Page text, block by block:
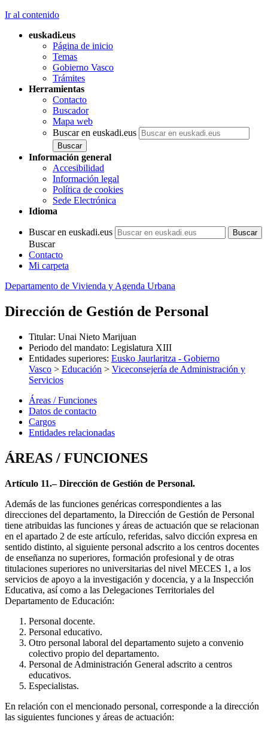
Ir al contenido
euskadi.eus
Página de inicio
Temas
Gobierno Vasco
Trámites
Herramientas
Contacto
Buscador
Mapa web
Buscar en euskadi.eus
Información general
Accesibilidad
Información legal
Política de cookies
Sede Electrónica
Idioma
Buscar en euskadi.eus
Buscar
Contacto
Mi carpeta
Departamento de Vivienda y Agenda Urbana
Dirección de Gestión de Personal
Titular: Unai Nieto Marijuan
Periodo del mandato: Legislatura XIII
Entidades superiores: Eusko Jaurlaritza - Gobierno
Vasco > Educación > Viceconsejería de Administración y
Servicios
Áreas / Funciones
Datos de contacto
Cargos
Entidades relacionadas
ÁREAS / FUNCIONES
Artículo 11.– Dirección de Gestión de Personal.
Además de las funciones genéricas correspondientes a las
direcciones del departamento, la Dirección de Gestión de Personal
tiene atribuidas las funciones y áreas de actuación que se relacionan
en el apartado 2 de este artículo, referidas, salvo dicción expresa en
sentido distinto, al siguiente personal adscrito a los centros docentes
de enseñanza no superiores, formación profesional y de otras
titulaciones superiores no universitarias del nivel MECES 1, a los
servicios de apoyo a la investigación y docencia, y a la Inspección
Educativa, así como a las Delegaciones Territoriales del
Departamento de Educación:
Personal docente.
Personal educativo.
Otro personal laboral del departamento sujeto a convenio
colectivo propio del departamento.
Personal de Administración General adscrito a centros
educativos.
Especialistas.
En relación con el mencionado personal, corresponde a la dirección
las siguientes funciones y áreas de actuación: